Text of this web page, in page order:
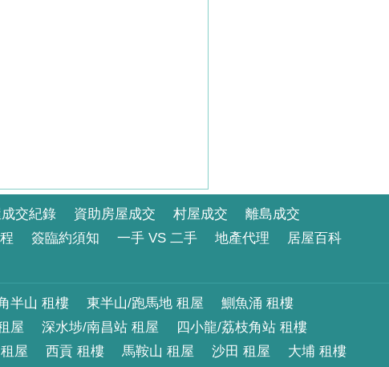
交紀錄 資助房屋成交 村屋成交
離島成交
簽臨約須知 一手 VS 二手 地產代理
居屋百科
半山 租樓 東半山/跑馬地 租屋
鰂魚涌 租樓
屋 深水埗/南昌站 租屋
四小龍/荔枝角站 租樓
屋 西貢 租樓 馬鞍山 租屋 沙田 租屋 大埔 租樓